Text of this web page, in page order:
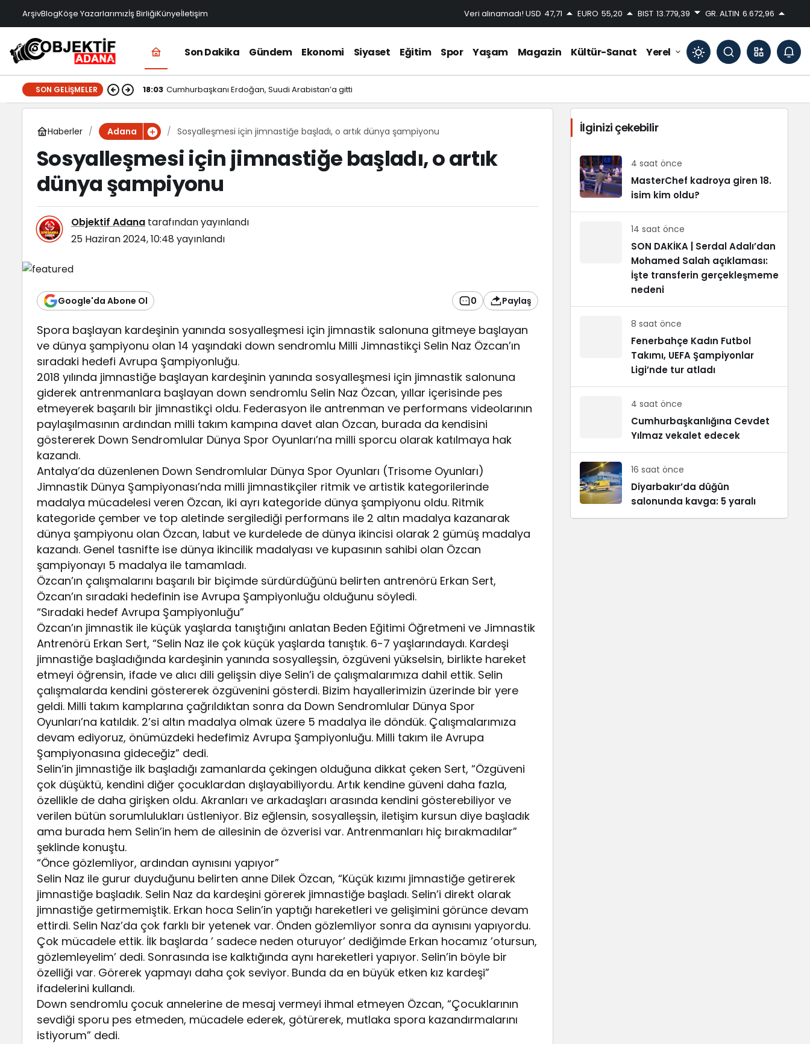
ArşivBlogKöşe Yazarlarımızİş BirliğiKünyeİletişim Veri alınamadı! USD 47,71 EURO 55,20 BIST 13.779,39 GR. ALTIN 6.672,96
Son Dakika Gündem Ekonomi Siyaset Eğitim Spor Yaşam Magazin Kültür-Sanat Yerel
Mod
değiştir
Gündüz modunu seçin.
Gece Modu
Sistem modunu seçin.
SON GELIŞMELER 18:03 Cumhurbaşkanı Erdoğan, Suudi Arabistan’a gitti
Haberler Adana Sosyalleşmesi için jimnastiğe başladı, o artık dünya şampiyonu
Sosyalleşmesi için jimnastiğe başladı, o artık
dünya şampiyonu
Objektif Adana tarafından yayınlandı
25 Haziran 2024, 10:48 yayınlandı
Google'da Abone Ol 0 Paylaş
Spora başlayan kardeşinin yanında sosyalleşmesi için jimnastik salonuna gitmeye başlayan
ve dünya şampiyonu olan 14 yaşındaki down sendromlu Milli Jimnastikçi Selin Naz Özcan’ın
sıradaki hedefi Avrupa Şampiyonluğu.
2018 yılında jimnastiğe başlayan kardeşinin yanında sosyalleşmesi için jimnastik salonuna
giderek antrenmanlara başlayan down sendromlu Selin Naz Özcan, yıllar içerisinde pes
etmeyerek başarılı bir jimnastikçi oldu. Federasyon ile antrenman ve performans videolarının
paylaşılmasının ardından milli takım kampına davet alan Özcan, burada da kendisini
göstererek Down Sendromlular Dünya Spor Oyunları’na milli sporcu olarak katılmaya hak
kazandı.
Antalya’da düzenlenen Down Sendromlular Dünya Spor Oyunları (Trisome Oyunları)
Jimnastik Dünya Şampiyonası’nda milli jimnastikçiler ritmik ve artistik kategorilerinde
madalya mücadelesi veren Özcan, iki ayrı kategoride dünya şampiyonu oldu. Ritmik
kategoride çember ve top aletinde sergilediği performans ile 2 altın madalya kazanarak
dünya şampiyonu olan Özcan, labut ve kurdelede de dünya ikincisi olarak 2 gümüş madalya
kazandı. Genel tasnifte ise dünya ikincilik madalyası ve kupasının sahibi olan Özcan
şampiyonayı 5 madalya ile tamamladı.
Özcan’ın çalışmalarını başarılı bir biçimde sürdürdüğünü belirten antrenörü Erkan Sert,
Özcan’ın sıradaki hedefinin ise Avrupa Şampiyonluğu olduğunu söyledi.
“Sıradaki hedef Avrupa Şampiyonluğu”
Özcan’ın jimnastik ile küçük yaşlarda tanıştığını anlatan Beden Eğitimi Öğretmeni ve Jimnastik
Antrenörü Erkan Sert, “Selin Naz ile çok küçük yaşlarda tanıştık. 6-7 yaşlarındaydı. Kardeşi
jimnastiğe başladığında kardeşinin yanında sosyalleşsin, özgüveni yükselsin, birlikte hareket
etmeyi öğrensin, ifade ve alıcı dili gelişsin diye Selin’i de çalışmalarımıza dahil ettik. Selin
çalışmalarda kendini göstererek özgüvenini gösterdi. Bizim hayallerimizin üzerinde bir yere
geldi. Milli takım kamplarına çağrıldıktan sonra da Down Sendromlular Dünya Spor
Oyunları’na katıldık. 2’si altın madalya olmak üzere 5 madalya ile döndük. Çalışmalarımıza
devam ediyoruz, önümüzdeki hedefimiz Avrupa Şampiyonluğu. Milli takım ile Avrupa
Şampiyonasına gideceğiz” dedi.
Selin’in jimnastiğe ilk başladığı zamanlarda çekingen olduğuna dikkat çeken Sert, “Özgüveni
çok düşüktü, kendini diğer çocuklardan dışlayabiliyordu. Artık kendine güveni daha fazla,
özellikle de daha girişken oldu. Akranları ve arkadaşları arasında kendini gösterebiliyor ve
verilen bütün sorumlulukları üstleniyor. Biz eğlensin, sosyalleşsin, iletişim kursun diye başladık
ama burada hem Selin’in hem de ailesinin de özverisi var. Antrenmanları hiç bırakmadılar”
şeklinde konuştu.
“Önce gözlemliyor, ardından aynısını yapıyor”
Selin Naz ile gurur duyduğunu belirten anne Dilek Özcan, “Küçük kızımı jimnastiğe getirerek
jimnastiğe başladık. Selin Naz da kardeşini görerek jimnastiğe başladı. Selin’i direkt olarak
jimnastiğe getirmemiştik. Erkan hoca Selin’in yaptığı hareketleri ve gelişimini görünce devam
ettirdi. Selin Naz’da çok farklı bir yetenek var. Önden gözlemliyor sonra da aynısını yapıyordu.
Çok mücadele ettik. İlk başlarda ’ sadece neden oturuyor’ dediğimde Erkan hocamız ’otursun,
gözlemleyelim’ dedi. Sonrasında ise kalktığında aynı hareketleri yapıyor. Selin’in böyle bir
özelliği var. Görerek yapmayı daha çok seviyor. Bunda da en büyük etken kız kardeşi”
ifadelerini kullandı.
Down sendromlu çocuk annelerine de mesaj vermeyi ihmal etmeyen Özcan, “Çocuklarının
sevdiği sporu pes etmeden, mücadele ederek, götürerek, mutlaka spora kazandırmalarını
istiyorum” dedi.
İlginizi çekebilir
4 saat önce
MasterChef kadroya giren 18.
isim kim oldu?
14 saat önce
SON DAKİKA | Serdal Adalı’dan
Mohamed Salah açıklaması:
İşte transferin gerçekleşmeme
nedeni
8 saat önce
Fenerbahçe Kadın Futbol
Takımı, UEFA Şampiyonlar
Ligi’nde tur atladı
4 saat önce
Cumhurbaşkanlığına Cevdet
Yılmaz vekalet edecek
16 saat önce
Diyarbakır’da düğün
salonunda kavga: 5 yaralı